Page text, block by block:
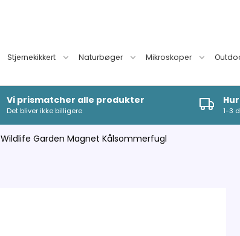
Stjernekikkert Naturbøger Mikroskoper
Vi prismatcher alle produkter
Det bliver ikke billigere 1-3
Wildlife Garden Magnet Kålsommerfugl